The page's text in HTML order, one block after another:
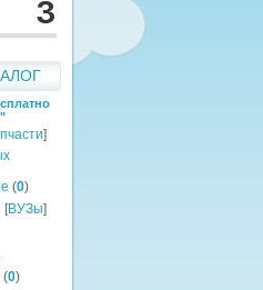
]
(0)
[ВУЗы]
(0)